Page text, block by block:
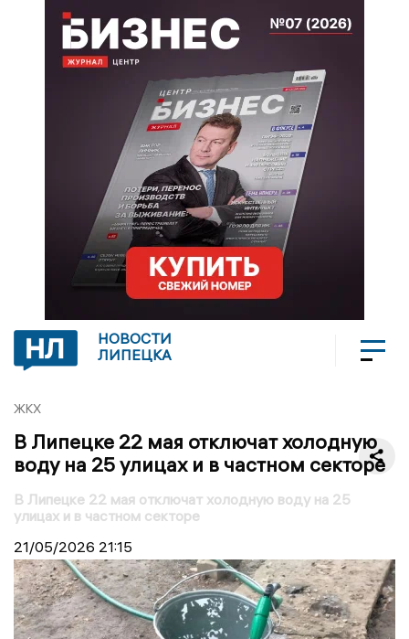
НОВОСТИ
ЛИПЕЦКА
ЖКХ
В Липецке 22 мая отключат холодную
воду на 25 улицах и в частном секторе
В Липецке 22 мая отключат холодную воду на 25
улицах и в частном секторе
21/05/2026 21:15